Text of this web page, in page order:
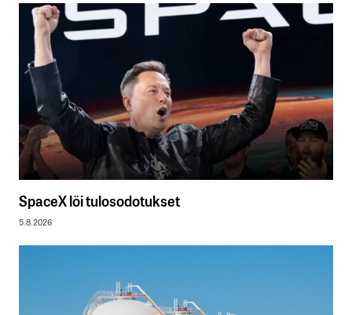
SpaceX löi tulosodotukset
5.8.2026